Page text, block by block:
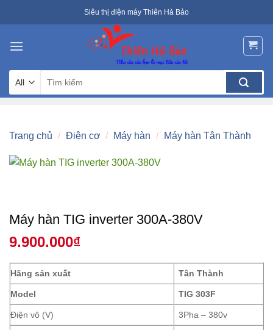
to
Siêu thị điện máy Thiên Hà Bảo
kiếm:
Trang chủ / Điện cơ / Máy hàn / Máy hàn Tân Thành
Máy hàn TIG inverter 300A-380V
9.900.000₫
Hãng sản xuất Tân Thành
Model TIG 303F
Điện vô (V) 3Pha – 380v